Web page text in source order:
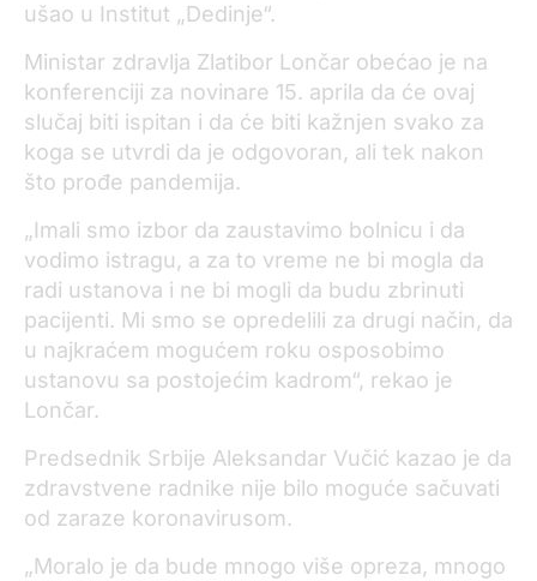
ušao u Institut „Dedinje“.
Ministar zdravlja Zlatibor Lončar obećao je na
konferenciji za novinare 15. aprila da će ovaj
slučaj biti ispitan i da će biti kažnjen svako za
koga se utvrdi da je odgovoran, ali tek nakon
što prođe pandemija.
„Imali smo izbor da zaustavimo bolnicu i da
vodimo istragu, a za to vreme ne bi mogla da
radi ustanova i ne bi mogli da budu zbrinuti
pacijenti. Mi smo se opredelili za drugi način, da
u najkraćem mogućem roku osposobimo
ustanovu sa postojećim kadrom“, rekao je
Lončar.
Predsednik Srbije Aleksandar Vučić kazao je da
zdravstvene radnike nije bilo moguće sačuvati
od zaraze koronavirusom.
„Moralo je da bude mnogo više opreza, mnogo